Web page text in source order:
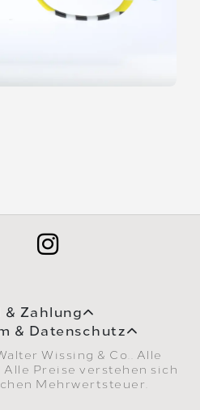
& Zahlung
& Datenschutz
Wissing & Co.. Alle
Alle Preise verstehen sich
Mehrwertsteuer.